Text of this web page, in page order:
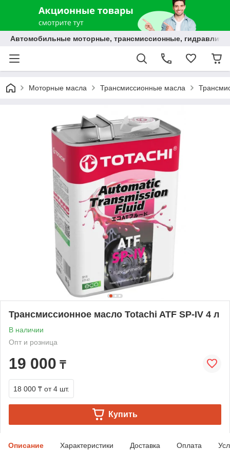
Автомобильные моторные, трансмиссионные,
Моторные масла Трансмиссионные масла
Трансмиссионное масло Totachi ATF SP-IV 4 л
В наличии
Опт и розница
19 000 ₸
18 000 ₸ от 4 шт.
Купить
Описание Характеристики Доставка Оплата